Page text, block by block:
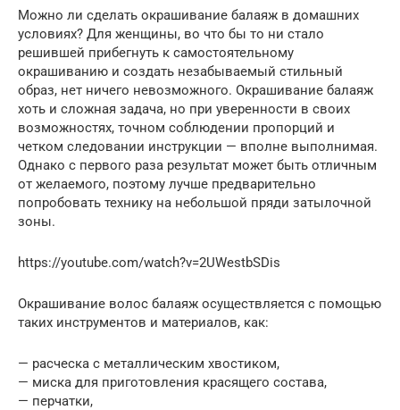
Можно ли сделать окрашивание балаяж в домашних
условиях? Для женщины, во что бы то ни стало
решившей прибегнуть к самостоятельному
окрашиванию и создать незабываемый стильный
образ, нет ничего невозможного. Окрашивание балаяж
хоть и сложная задача, но при уверенности в своих
возможностях, точном соблюдении пропорций и
четком следовании инструкции — вполне выполнимая.
Однако с первого раза результат может быть отличным
от желаемого, поэтому лучше предварительно
попробовать технику на небольшой пряди затылочной
зоны.
https://youtube.com/watch?v=2UWestbSDis
Окрашивание волос балаяж осуществляется с помощью
таких инструментов и материалов, как:
— расческа с металлическим хвостиком,
— миска для приготовления красящего состава,
— перчатки,